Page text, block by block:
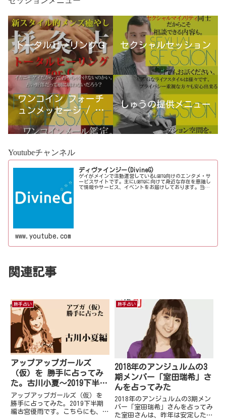
トータルヒーリングＧ セクシャルセッション
ワンコイン フォーチ
ュンメッセージ / 古
宮優雨
しゅうの提供メニュー
Youtubeチャンネル
ディヴァインジー(DivineG)
ゲイがメインで活動運営しているLGBTQ向けのエンタメ・サ
ービスサイトです。主にLGBTQに向けて身近な存在を意識し
て情報やサービス、イベントをお届けしております。当事
www.youtube.com
関連記事
勝手占い
アップアップガールズ
（仮）を 勝手に占ってみ
た。古川小夏～2019下半期
編～
アップアップガールズ（仮）を
勝手に占ってみた。2019下半期
編古宮優雨です。こちらにも、専
勝手占い
2018年のアンジュルムの3
期メンバー「室田瑞希」さ
んを占ってみた
2018年のアンジュルムの3期メン
バー「室田瑞希」さんを占ってみ
た室田さんは、昨年は安定した活